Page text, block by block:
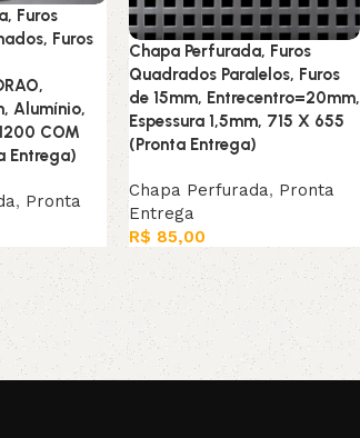
Furos
Furos
Alumínio,
COM
Entrega)
, Pronta
Chapa Perfurada, Furos
Quadrados Paralelos, Furos
de 15mm, Entrecentro=20mm,
Espessura 1,5mm, 715 X 655
(Pronta Entrega)
Chapa Perfurada, Pronta
Entrega
R$ 85,00
Adicionar ao carrinho